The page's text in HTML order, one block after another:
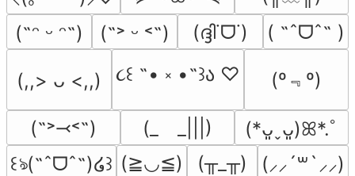
(˶ᵔ ᵕ ᵔ˶)
(˶˃ ᵕ ˂˶) (ദ്ദി˙ᗜ˙) ( ˶ˆᗜˆ˵ )
(,,> ᴗ <,,) ૮꒰ ˶• ༝ •˶꒱ა ♡ (º﹃º)
(˶˃⤙˂˶) (_　_|||)
(*ᴗ͈ˬᴗ͈)ꕤ*.ﾟ
꒰ঌ(˶ˆᗜˆ˵)໒꒱ (≧◡≦) (╥_╥)
(⸝⸝´꒳`⸝⸝)